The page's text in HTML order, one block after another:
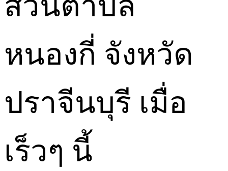
หนองกี่ จังหวัด
ปราจีนบุรี เมื่อ
เร็วๆ นี้